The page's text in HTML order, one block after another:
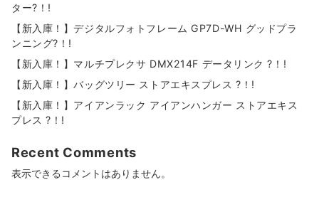
ター?！!
【新入庫！】デジタルフォトフレーム GP7D-WH グッドプラ
ンニング?！!
【新入庫！】マルチプレクサ DMX214F データリンク ?！!
【新入庫！】バッグツリー ストアエキスプレス ?！!
【新入庫！】アイアンラック アイアンハンガー ストアエキス
プレス ?！!
Recent Comments
表示できるコメントはありません。